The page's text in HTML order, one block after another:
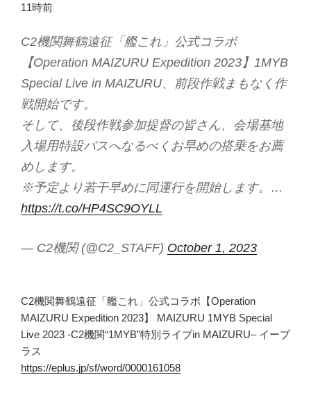
11時前
C2機関舞鶴遠征「艦これ」公式コラボ
【Operation MAIZURU Expedition 2023】1MYB
Special Live in MAIZURU、前段作戦まもなく作
戦開始です。
そして、後段作戦参加提督の皆さん、会場基地
入場用特設バスへなるべくお早めの搭乗をお薦
めします。
※予定より若干早めに同運行を開始します。…
https://t.co/HP4SC9OYLL
— C2機関 (@C2_STAFF) October 1, 2023
C2機関舞鶴遠征「艦これ」公式コラボ【Operation
MAIZURU Expedition 2023】 MAIZURU 1MYB Special
Live 2023 -C2機関“1MYB”特別ライブin MAIZURU– イープ
ラス
https://eplus.jp/sf/word/0000161058